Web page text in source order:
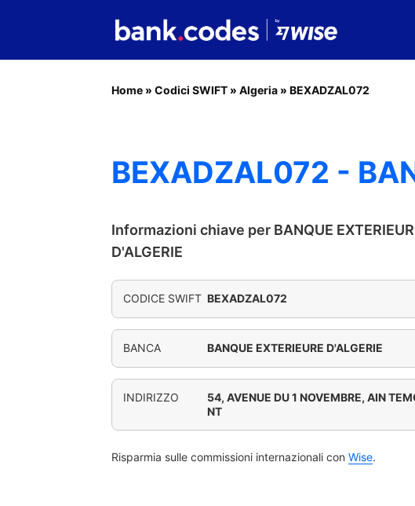
Home » Codici SWIFT » Algeria » BEXADZAL072
BEXADZAL072 -
Informazioni chiave per BANQUE
D'ALGERIE
CODICE SWIFT BEXADZAL072
BANCA BANQUE EXTERIEURE D'ALGERIE
INDIRIZZO
54, AVENUE DU 1 NOVEMBRE, AIN
NT
Risparmia sulle commissioni internazionali con Wise.